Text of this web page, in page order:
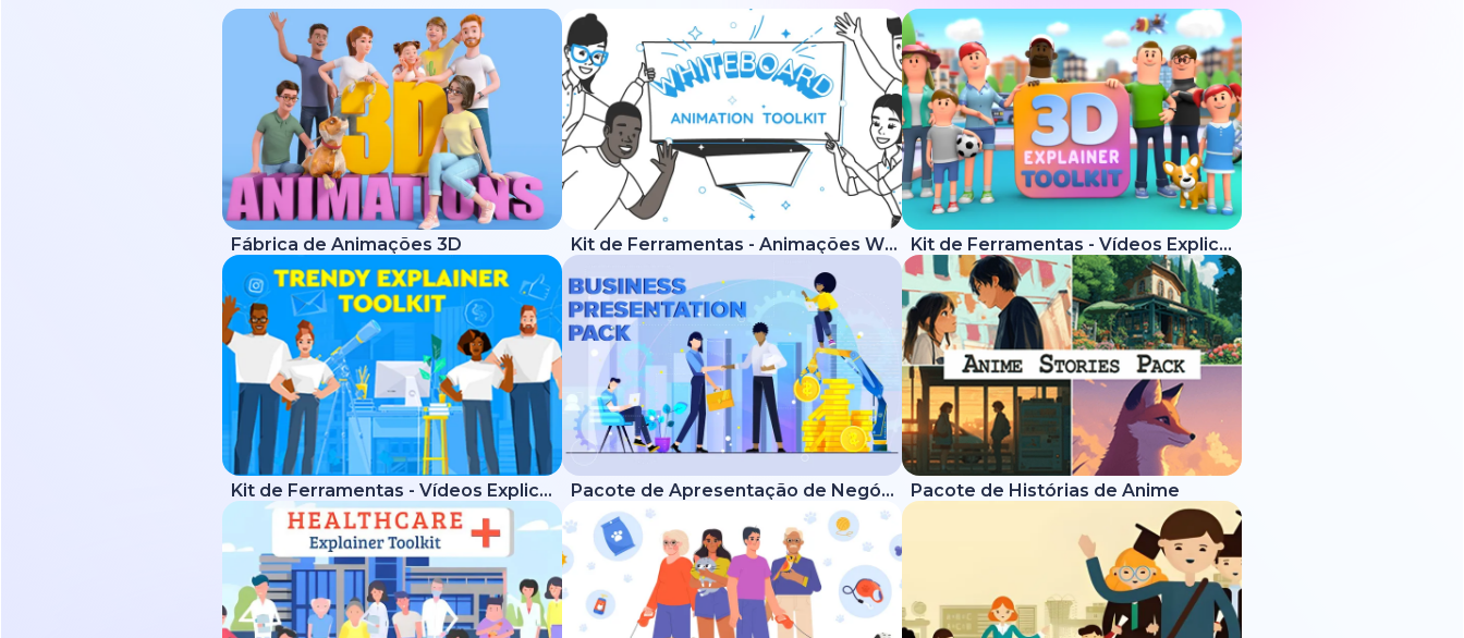
Fábrica de Animações 3D Kit de Ferramentas - Animações Whiteboard Kit de Ferramentas - Vídeos Explicativos 3D
Kit de Ferramentas - Vídeos Explicativos Modernos Pacote de Apresentação de Negócios Pacote de Histórias de Anime